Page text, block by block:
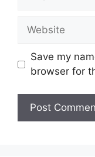
Website
Save my
browser for